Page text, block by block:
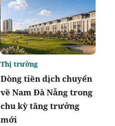
Dòng tiền dịch chuyển
về Nam Đà Nẵng trong
chu kỳ tăng trưởng
mới
Thị trường